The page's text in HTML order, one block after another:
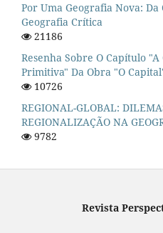
Por Uma Geografia Nova:
Geografia Crítica
21186
Resenha Sobre O Capítulo
Primitiva" Da Obra "O
10726
REGIONAL-GLOBAL:
REGIONALIZAÇÃO NA
9782
Revista